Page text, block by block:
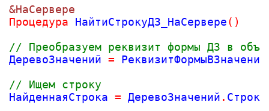
&НаСервере
Процедура НайтиСтрокуДЗ_НаСервере( )
// Преобразуем реквизит формы ДЗ в
ДеревоЗначений = РеквизитФормыВЗначение
// Ищем строку
НайденнаяСтрока = ДеревоЗначений . Строки